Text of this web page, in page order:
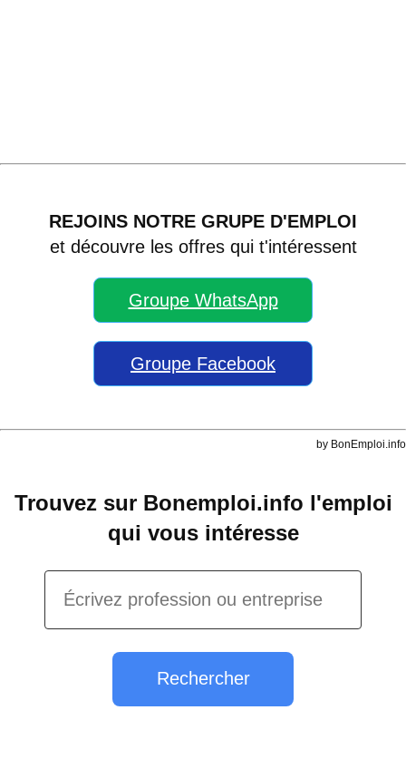
REJOINS NOTRE GRUPE D'EMPLOI
et découvre les offres qui t'intéressent
Groupe WhatsApp
Groupe Facebook
by BonEmploi.info
Trouvez sur Bonemploi.info l'emploi
qui vous intéresse
Rechercher